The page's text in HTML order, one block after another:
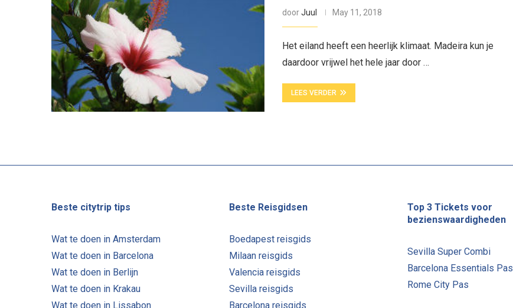
doorJuul May 11, 2018
Het eiland heeft een heerlijk klimaat. Madeira kun je
daardoor vrijwel het hele jaar door …
LEES VERDER
Beste citytrip tips
Wat te doen in Amsterdam
Wat te doen in Barcelona
Wat te doen in Berlijn
Wat te doen in Krakau
Wat te doen in Lissabon
Beste Reisgidsen
Boedapest reisgids
Milaan reisgids
Valencia reisgids
Sevilla reisgids
Barcelona reisgids
Top 3 Tickets voor
bezienswaardigheden
Sevilla Super Combi
Barcelona Essentials Pas
Rome City Pas